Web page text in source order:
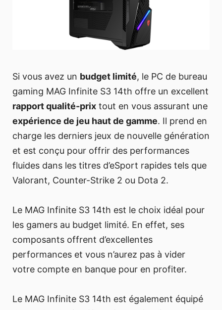
Si vous avez un budget limité, le PC de bureau
gaming MAG Infinite S3 14th offre un excellent
rapport qualité-prix tout en vous assurant une
expérience de jeu haut de gamme. Il prend en
charge les derniers jeux de nouvelle génération
et est conçu pour offrir des performances
fluides dans les titres d’eSport rapides tels que
Valorant, Counter-Strike 2 ou Dota 2.
Le MAG Infinite S3 14th est le choix idéal pour
les gamers au budget limité. En effet, ses
composants offrent d’excellentes
performances et vous n’aurez pas à vider
votre compte en banque pour en profiter.
Le MAG Infinite S3 14th est également équipé